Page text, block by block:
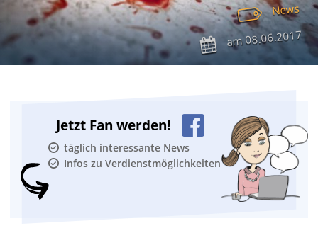
News
am08.06.2017
Jetzt Fan werden!
täglich interessante News
Infos zu Verdienstmöglichkeiten